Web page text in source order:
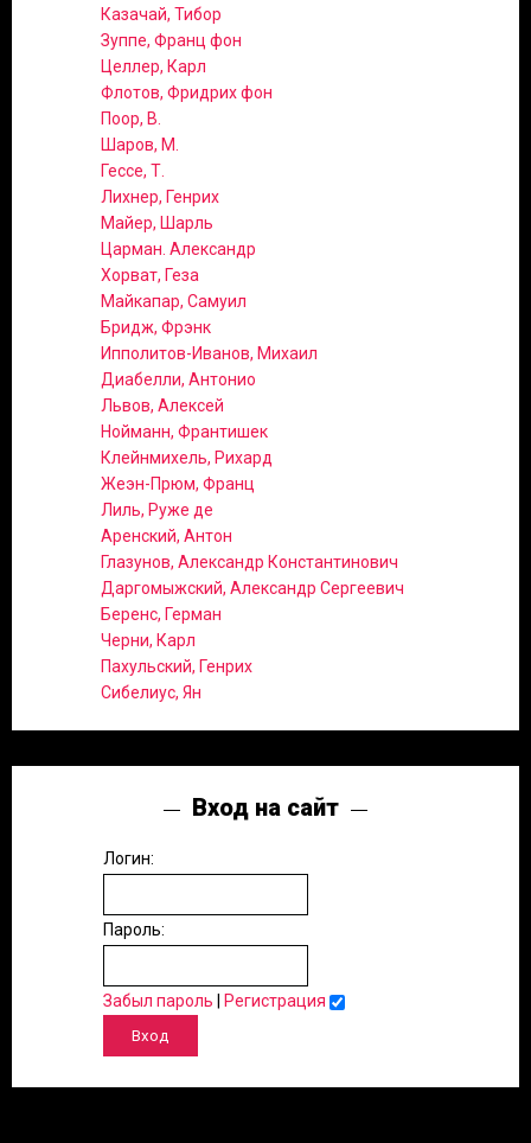
Казачай, Тибор
Зуппе, Франц фон
Целлер, Карл
Флотов, Фридрих фон
Поор, В.
Шаров, М.
Гессе, Т.
Лихнер, Генрих
Майер, Шарль
Царман. Александр
Хорват, Геза
Майкапар, Самуил
Бридж, Фрэнк
Ипполитов-Иванов, Михаил
Диабелли, Антонио
Львов, Алексей
Нойманн, Франтишек
Клейнмихель, Рихард
Жеэн-Прюм, Франц
Лиль, Руже де
Аренский, Антон
Глазунов, Александр Константинович
Даргомыжский, Александр Сергеевич
Беренс, Герман
Черни, Карл
Пахульский, Генрих
Сибелиус, Ян
Вход на сайт
Логин:
Пароль:
Забыл пароль Регистрация